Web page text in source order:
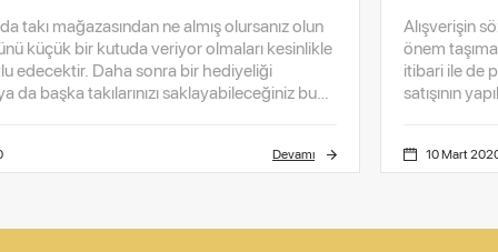
Alışverişin söz konusu olduğu her yerde sunum büyük
önem taşımalıdır. Maddi değeri yüksek ve muhteviyatı
itibari ile de pahada ağır gelen mücevher gibi ürünlerin
satışının yapıldığı kuyumcu vitrinlerinin neden daha da
Devamı